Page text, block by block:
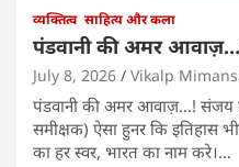
व्यक्तित्व साहित्य और कला
पंडवानी की अमर
July 8, 2026 Vikalp
पंडवानी की अमर आवाज़…!
समीक्षक) ऐसा हुनर कि इतिहास
का हर स्वर, भारत का नाम करे।…